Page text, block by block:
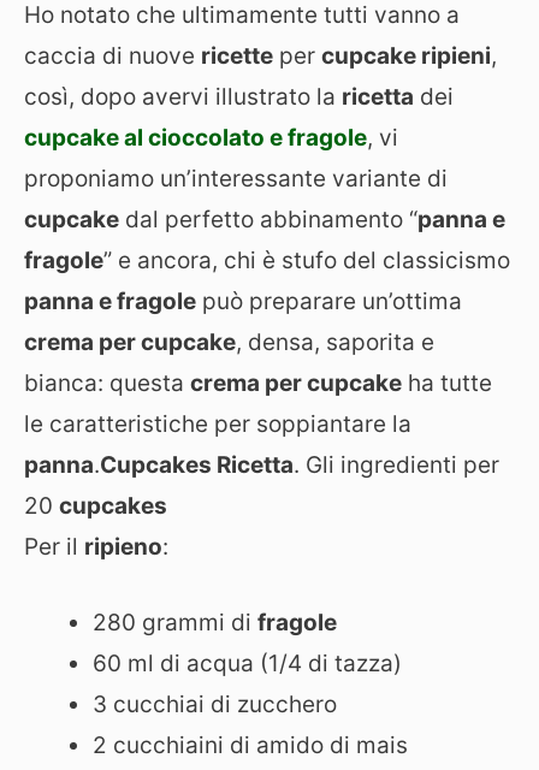
Ho notato che ultimamente tutti vanno a
caccia di nuove ricette per cupcake ripieni,
così, dopo avervi illustrato la ricetta dei
cupcake al cioccolato e fragole, vi
proponiamo un’interessante variante di
cupcake dal perfetto abbinamento “panna e
fragole” e ancora, chi è stufo del classicismo
panna e fragole può preparare un’ottima
crema per cupcake, densa, saporita e
bianca: questa crema per cupcake ha tutte
le caratteristiche per soppiantare la
panna.Cupcakes Ricetta. Gli ingredienti per
20 cupcakes
Per il ripieno:
280 grammi di fragole
60 ml di acqua (1/4 di tazza)
3 cucchiai di zucchero
2 cucchiaini di amido di mais